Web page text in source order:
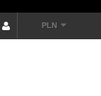
PLN